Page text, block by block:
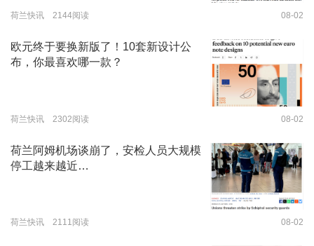
荷兰快讯 2144阅读 08-02
欧元终于要换新版了！10套新设计公
布，你最喜欢哪一款？
荷兰快讯 2302阅读 08-02
荷兰阿姆机场谈崩了，安检人员大规模
停工越来越近…
荷兰快讯 2111阅读 08-02